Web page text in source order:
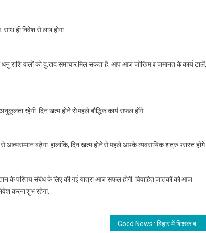
ही निवेश से लाभ होगा.
राशि वालों को दु:खद समाचार मिल सकता है. आप आज जोखिम व जमानत के कार्य टालें,
रहेगी. दिन खत्म होने से पहले बौद्धिक कार्य सफल होंगे.
आत्मसम्मान बढ़ेगा. हालांकि, दिन खत्म होने से पहले आपके व्यवसायिक शत्रु परास्त होंगे.
परिणय संबंध के लिए की गई यात्रा आज सफल होगी. विवाहित जातकों को आज
करना शुभ रहेगा.